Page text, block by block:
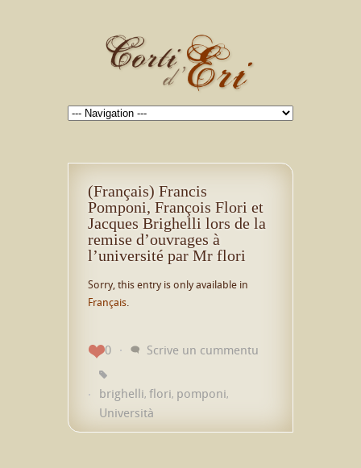
(Français) Francis
Pomponi, François Flori et
Jacques Brighelli lors de la
remise d’ouvrages à
l’université par Mr flori
Sorry, this entry is only available in
Français
0 Scrive un cummentu
brighelli, flori, pomponi,
Università